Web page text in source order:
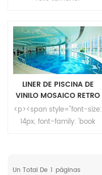
superficie: recubrimiento
UV moq: 200m²
LINER DE PISCINA DE
VINILO MOSAICO RETRO
<p><span style="font-size:
14px; font-family: 'book
enterrado, exterior</span>
Un Total De 1 Páginas